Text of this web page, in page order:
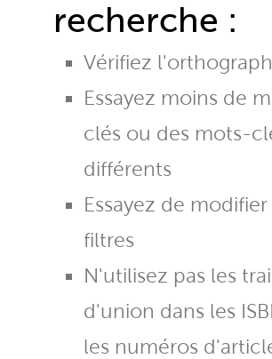
recherche :
Vérifiez
Essayez moins de
clés ou des mots-
différents
Essayez de modifier
filtres
N'utilisez pas les
d'union dans les
les numéros